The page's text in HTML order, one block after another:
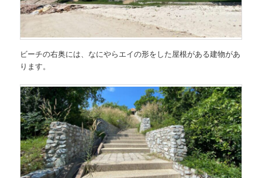
ビーチの右奥には、なにやらエイの形をした屋根がある建物があ
ります。